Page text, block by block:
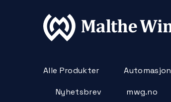
Alle Produkter Automasjon
Nyhetsbrev mwg.no